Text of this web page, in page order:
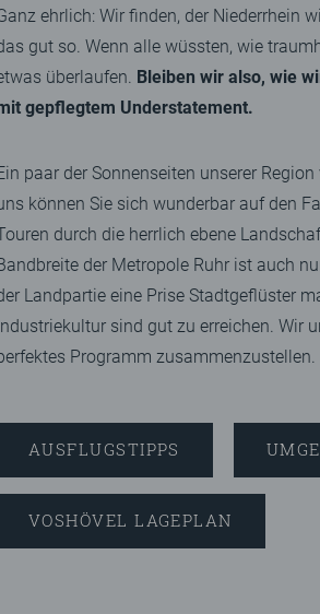
ehrlich: Wir finden, der Niederrhein
gut so. Wenn alle wüssten, wie
überlaufen. Bleiben wir also, wie
gepflegtem Understatement.
paar der Sonnenseiten unserer
können Sie sich wunderbar auf den
durch die herrlich ebene
der Metropole Ruhr ist auch
Landpartie eine Prise Stadtgeflüster
sind gut zu erreichen. Wir
Programm zusammenzustellen.
AUSFLUGSTIPPS
VOSHÖVEL LAGEPLAN